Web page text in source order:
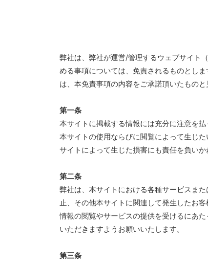
弊社は、弊社が運営/管理するウェブサイト
める事項については、免責されるものとし
は、本免責事項の内容をご承諾頂いたものと
第一条
本サイトに掲載する情報には充分に注意を
本サイトの使用ならびに閲覧によって生じ
サイトによって生じた損害にも責任を負い
第二条
弊社は、本サイトにおける各種サービスま
止、その他本サイトに関連して発生したお
情報の閲覧やサービスの提供を受けるにあ
いただきますようお願いいたします。
第三条